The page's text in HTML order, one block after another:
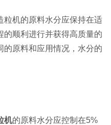
机的原料水分应保持在适
的顺利进行并获得高质量的
的原料和应用情况，水分的
机的原料水分应控制在5%